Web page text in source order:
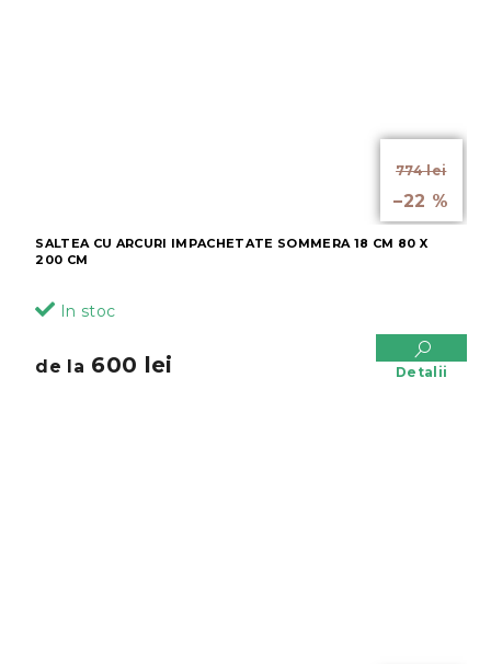
774 lei
–22 %
SALTEA CU ARCURI IMPACHETATE SOMMERA 18 CM 80 X
200 CM
In stoc
de la 600 lei Detalii